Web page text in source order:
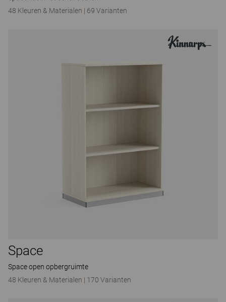
48 Kleuren & Materialen | 69 Varianten
Space
Space open opbergruimte
48 Kleuren & Materialen | 170 Varianten